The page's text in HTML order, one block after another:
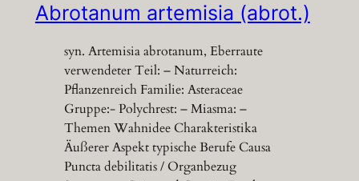
Abrotanum artemisia (abrot.)
syn. Artemisia abrotanum, Eberraute
verwendeter Teil: – Naturreich:
Pflanzenreich Familie: Asteraceae
Gruppe:- Polychrest: – Miasma: –
Themen Wahnidee Charakteristika
Äußerer Aspekt typische Berufe Causa
Puncta debilitatis / Organbezug